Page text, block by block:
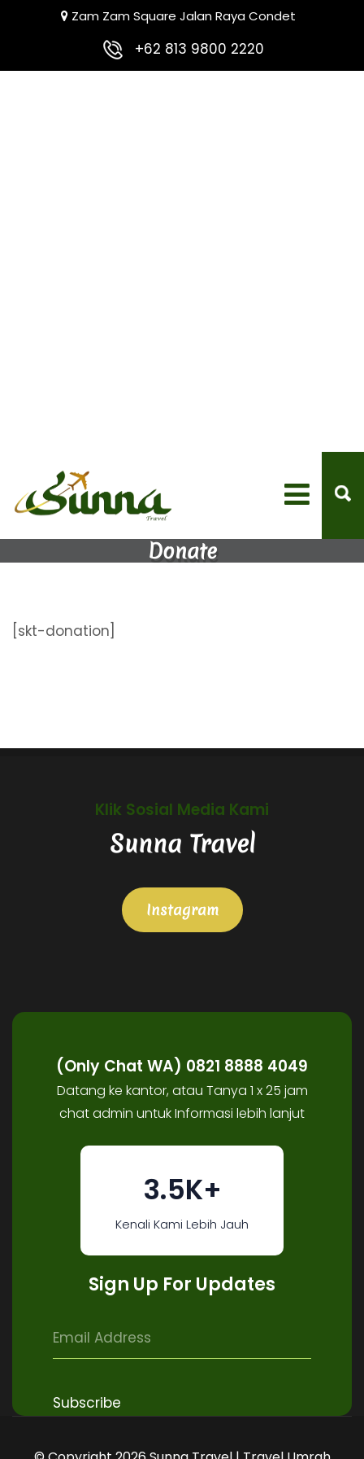
Zam Zam Square Jalan Raya Condet
+62 813 9800 2220
Donate
[skt-donation]
Klik Sosial Media Kami
Sunna Travel
Instagram
(Only Chat WA) 0821 8888 4049
Datang ke kantor, atau Tanya 1 x 25 jam
chat admin untuk Informasi lebih lanjut
3.5K+
Kenali Kami Lebih Jauh
Sign Up For Updates